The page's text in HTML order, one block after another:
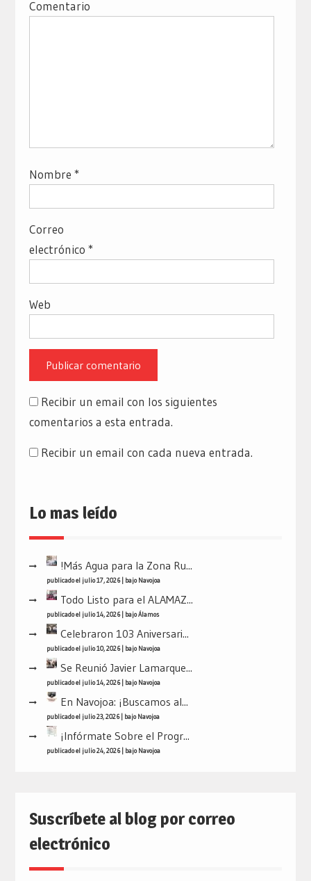
Comentario
Nombre *
Correo
electrónico *
Web
Recibir un email con los siguientes
comentarios a esta entrada.
Recibir un email con cada nueva entrada.
Lo mas leído
!Más Agua para la Zona Ru...
publicado el julio 17, 2026| bajoNavojoa
Todo Listo para el ALAMAZ...
publicado el julio 14, 2026| bajoÁlamos
Celebraron 103 Aniversari...
publicado el julio 10, 2026| bajoNavojoa
Se Reunió Javier Lamarque...
publicado el julio 14, 2026| bajoNavojoa
En Navojoa: ¡Buscamos al...
publicado el julio 23, 2026| bajoNavojoa
¡Infórmate Sobre el Progr...
publicado el julio 24, 2026| bajoNavojoa
Suscríbete al blog por correo
electrónico